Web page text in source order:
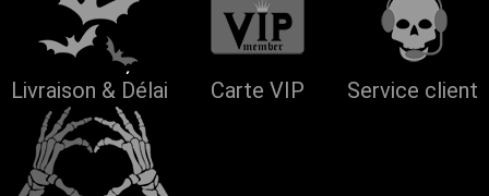
Livraison & Délai Carte VIP Service client